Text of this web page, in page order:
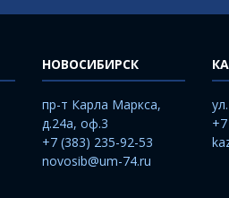
НОВОСИБИРСК
пр-т Карла Маркса,
д.24а, оф.3
+7 (383) 235-92-53
novosib@um-74.ru